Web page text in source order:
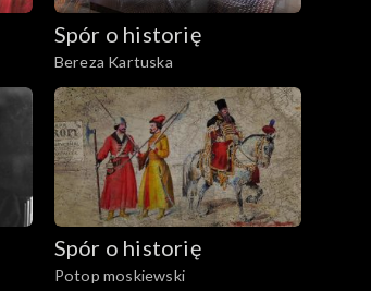
Spór o historię
Bereza Kartuska
Spór o historię
Potop moskiewski